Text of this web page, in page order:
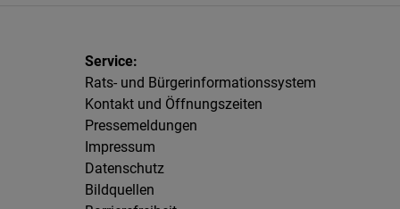
Rats- und Bürgerinformationssystem
Kontakt und Öffnungszeiten
Pressemeldungen
Impressum
Datenschutz
Bildquellen